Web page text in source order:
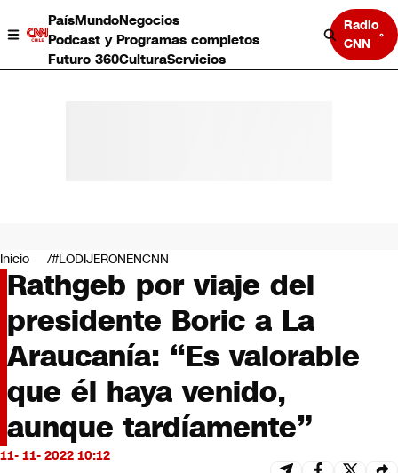
PaísMundoNegocios
Podcast y Programas completos
Futuro 360CulturaServicios
Radio
CNN
Negocios
Deportes
Programas completos
Cultura
Servicios
Bits
CNN tiempo
Futuro 360
Opinión
Inicio #LODIJERONENCNN
Rathgeb por viaje del
presidente Boric a La
Araucanía: “Es valorable
que él haya venido,
aunque tardíamente”
11- 11- 2022 10:12